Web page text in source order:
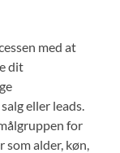
med at
dit
eller leads.
for
alder, køn,